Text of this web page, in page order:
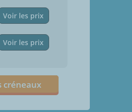
Voir les prix
Voir les prix
créneaux